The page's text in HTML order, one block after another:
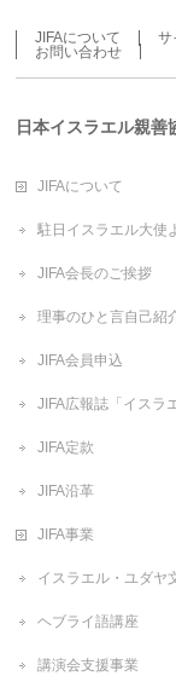
JIFAについて サ
お問い合わせ
日本イスラエル親善
JIFAについて
駐日イスラエル大使
JIFA会長のご挨拶
理事のひと言自己紹
JIFA会員申込
JIFA広報誌「イスラ
JIFA定款
JIFA沿革
JIFA事業
イスラエル・ユダヤ
ヘブライ語講座
講演会支援事業